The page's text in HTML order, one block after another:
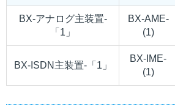
BX-アナログ主装置-
「1」
BX-AME-
(1)
BX-ISDN主装置-「1」
BX-IME-
(1)